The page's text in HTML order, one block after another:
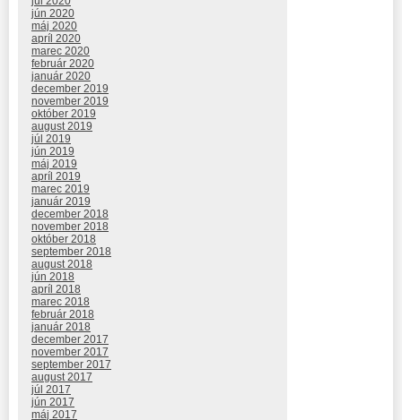
jún 2020
máj 2020
apríl 2020
marec 2020
február 2020
január 2020
december 2019
november 2019
október 2019
august 2019
júl 2019
jún 2019
máj 2019
apríl 2019
marec 2019
január 2019
december 2018
november 2018
október 2018
september 2018
august 2018
jún 2018
apríl 2018
marec 2018
február 2018
január 2018
december 2017
november 2017
september 2017
august 2017
júl 2017
jún 2017
máj 2017